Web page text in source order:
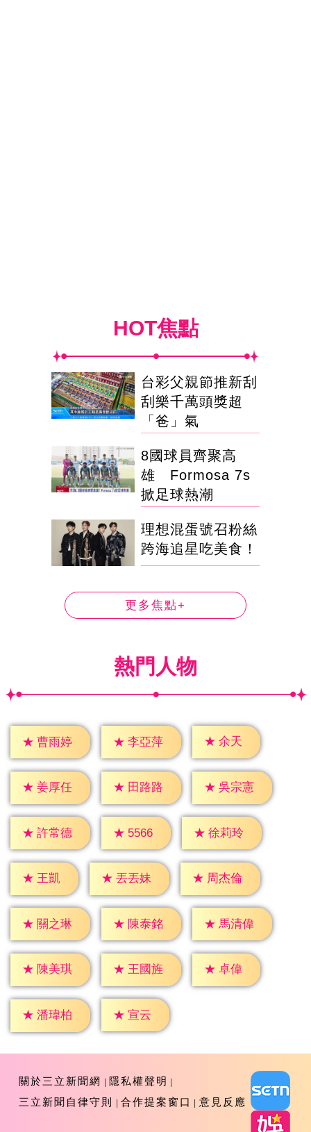
HOT焦點
台彩父親節推新刮
刮樂千萬頭獎超
「爸」氣
8國球員齊聚高
雄 Formosa 7s
掀足球熱潮
理想混蛋號召粉絲
跨海追星吃美食！
更多焦點+
熱門人物
★ 曹雨婷 ★ 李亞萍 ★ 余天
★ 姜厚任 ★ 田路路 ★ 吳宗憲
★ 許常德 ★ 5566 ★ 徐莉玲
★ 王凱 ★ 丟丟妹 ★ 周杰倫
★ 關之琳 ★ 陳泰銘 ★ 馬清偉
★ 陳美琪 ★ 王國旌 ★ 卓偉
★ 潘瑋柏 ★ 宣云
關於三立新聞網
隱私權聲明
三立新聞自律守則
合作提案窗口 意見反應